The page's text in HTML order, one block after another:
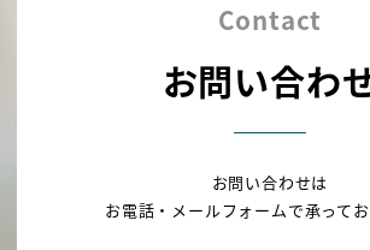
Contact
お問い合わ
お問い合わせは
お電話・メールフォームで承ってお